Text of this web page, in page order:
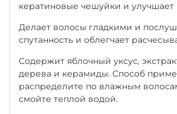
кератиновые чешуйки и улучшает
Делает волосы гладкими и
спутанность и облегчает
Содержит яблочный уксус,
дерева и керамиды. Способ
распределите по влажным
смойте теплой водой.